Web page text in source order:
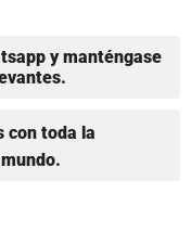
y manténgase
con toda la